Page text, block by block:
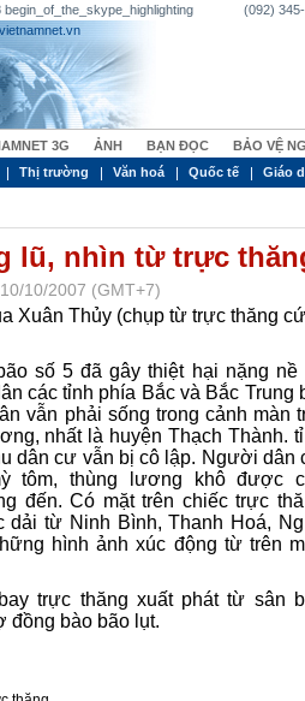
begin_of_the_skype_highlighting (092) 345-
3G ẢNH BẠN ĐỌC
BẢO VỆ
Thị trường Văn hoá Quốc tế Giáo
lũ, nhìn từ trực
10/2007 (GMT+7)
Xuân Thủy (chụp từ trực thăng
số 5 đã gây thiệt hại nặng nề
các tỉnh phía Bắc và Bắc Trung
vẫn phải sống trong cảnh màn
nhất là huyện Thạch Thành.
dân cư vẫn bị cô lập. Người dân
tôm, thùng lương khô được
đến. Có mặt trên chiếc trực
dải từ Ninh Bình, Thanh Hoá,
hình ảnh xúc động từ trên
trực thăng xuất phát từ sân
đồng bào bão lụt.